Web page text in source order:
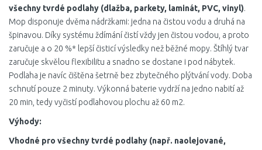
všechny tvrdé podlahy (dlažba, parkety, laminát, PVC, vinyl).
Mop disponuje dvěma nádržkami: jedna na čistou vodu a druhá na
špinavou. Díky systému ždímání čistí vždy jen čistou vodou, a proto
zaručuje a o 20 %* lepší čisticí výsledky než běžné mopy. Štíhlý tvar
zaručuje skvělou flexibilitu a snadno se dostane i pod nábytek.
Podlaha je navíc čištěna šetrně bez zbytečného plýtvání vody. Doba
schnutí pouze 2 minuty. Výkonná baterie vydrží na jedno nabití až
20 min, tedy vyčistí podlahovou plochu až 60 m2.
Výhody:
Vhodné pro všechny tvrdé podlahy (např. naolejované,